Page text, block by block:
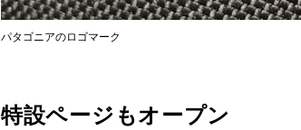
パタゴニアのロゴマーク
特設ページもオープン